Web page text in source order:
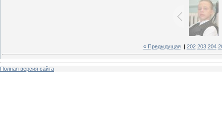
« Предыдущая| 202 203 204
Полная версия сайта